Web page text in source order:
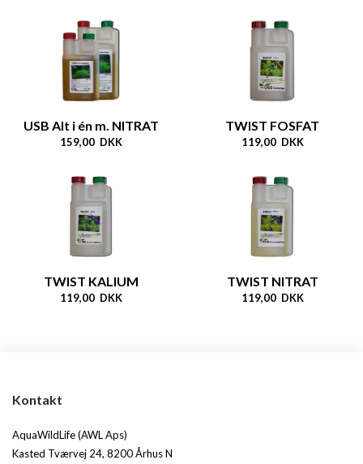
USB Alt i én m. NITRAT
159,00 DKK
TWIST FOSFAT
119,00 DKK
TWIST KALIUM
119,00 DKK
TWIST NITRAT
119,00 DKK
Kontakt
AquaWildLife (AWL Aps)
Kasted Tværvej 24, 8200 Århus N